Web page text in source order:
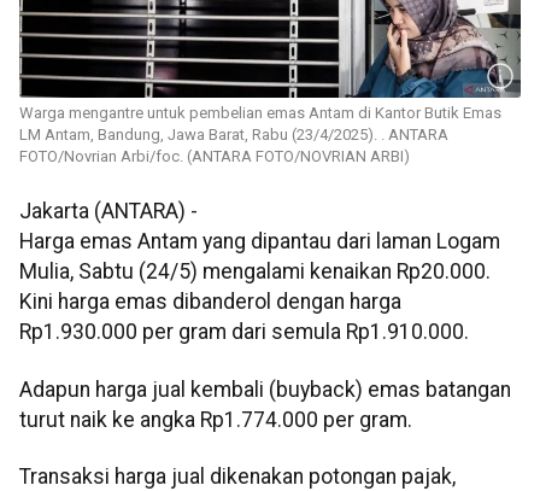
Warga mengantre untuk pembelian emas Antam di Kantor Butik Emas
LM Antam, Bandung, Jawa Barat, Rabu (23/4/2025). . ANTARA
FOTO/Novrian Arbi/foc. (ANTARA FOTO/NOVRIAN ARBI)
Jakarta (ANTARA) -
Harga emas Antam yang dipantau dari laman Logam
Mulia, Sabtu (24/5) mengalami kenaikan Rp20.000.
Kini harga emas dibanderol dengan harga
Rp1.930.000 per gram dari semula Rp1.910.000.
Adapun harga jual kembali (buyback) emas batangan
turut naik ke angka Rp1.774.000 per gram.
Transaksi harga jual dikenakan potongan pajak,